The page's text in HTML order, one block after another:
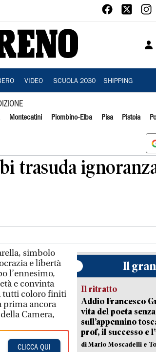
VIDEO SCUOLA 2030 SHIPPING
Montecatini Piombino-Elba Pisa Pistoia
trasuda
simbolo
e libertà
l’ennesimo,
e convinta
tutti coloro finiti
prima ancora
Camera,
CLICCA QUI
Il
Il ritratto
Addio Francesco
vita del poeta
sull’appennino
prof, il successo e
di Mario Moscadelli e